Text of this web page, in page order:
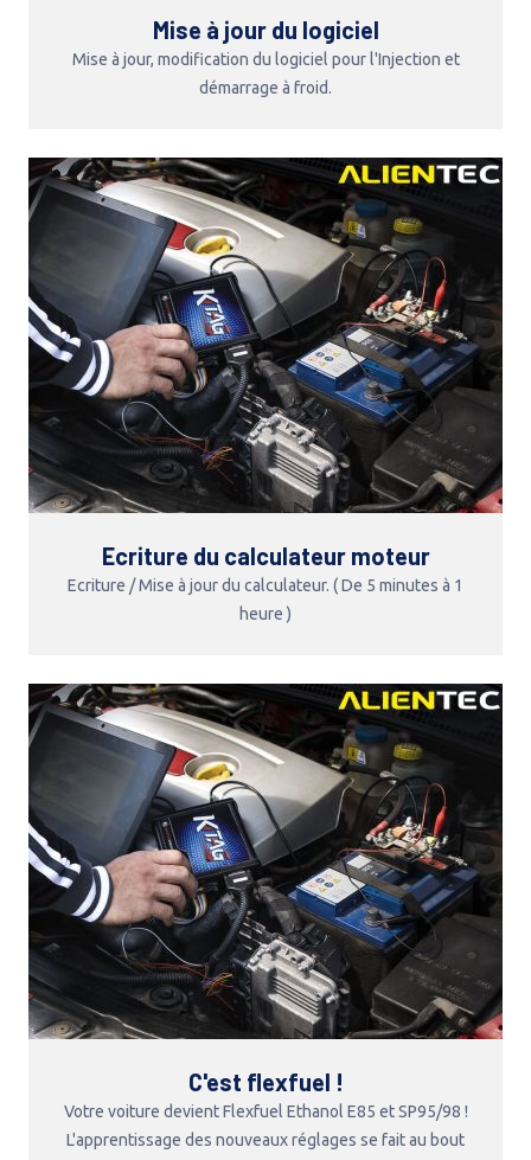
Mise à jour du logiciel
Mise à jour, modification du logiciel pour l'Injection et
démarrage à froid.
Ecriture du calculateur moteur
Ecriture / Mise à jour du calculateur. ( De 5 minutes à 1
heure )
C'est flexfuel !
Votre voiture devient Flexfuel Ethanol E85 et SP95/98 !
L'apprentissage des nouveaux réglages se fait au bout